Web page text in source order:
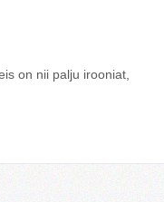
on nii palju irooniat,